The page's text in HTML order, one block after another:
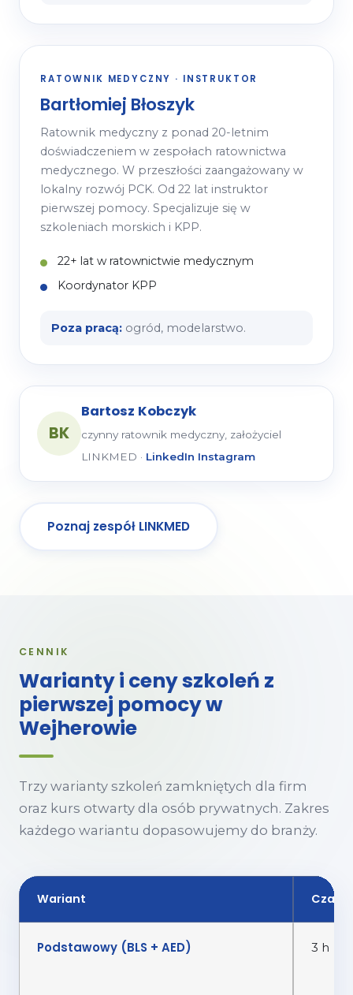
RATOWNIK MEDYCZNY · INSTRUKTOR
Bartłomiej Błoszyk
Ratownik medyczny z ponad 20-letnim
doświadczeniem w zespołach ratownictwa
medycznego. W przeszłości zaangażowany w
lokalny rozwój PCK. Od 22 lat instruktor
pierwszej pomocy. Specjalizuje się w
szkoleniach morskich i KPP.
22+ lat w ratownictwie medycznym
Koordynator KPP
Poza pracą: ogród, modelarstwo.
BK
Bartosz Kobczyk
czynny ratownik medyczny, założyciel
LINKMED · LinkedIn Instagram
Poznaj zespół LINKMED
CENNIK
Warianty i ceny szkoleń z
pierwszej pomocy w
Wejherowie
Trzy warianty szkoleń zamkniętych dla firm
oraz kurs otwarty dla osób prywatnych. Zakres
każdego wariantu dopasowujemy do branży.
Wariant Czas
Podstawowy (BLS + AED) 3 h